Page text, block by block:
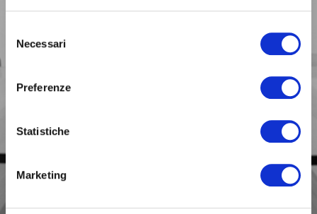
delNecessari
Preferenze
Statistiche
Marketing
BUSINESS